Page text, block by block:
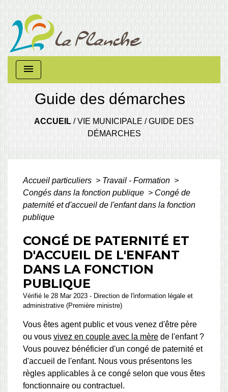
menu
Guide des démarches
ACCUEIL/VIE MUNICIPALE/GUIDE DES
DÉMARCHES
Accueil particuliers > Travail - Formation >
Congés dans la fonction publique > Congé de
paternité et d'accueil de l'enfant dans la fonction
publique
CONGÉ DE PATERNITÉ ET
D'ACCUEIL DE L'ENFANT
DANS LA FONCTION
PUBLIQUE
Vérifié le 28 Mar 2023 - Direction de l'information légale et
administrative (Première ministre)
Vous êtes agent public et vous venez d'être père
ou vous vivez en couple avec la mère de l'enfant ?
Vous pouvez bénéficier d'un congé de paternité et
d'accueil de l'enfant. Nous vous présentons les
règles applicables à ce congé selon que vous êtes
fonctionnaire ou contractuel.